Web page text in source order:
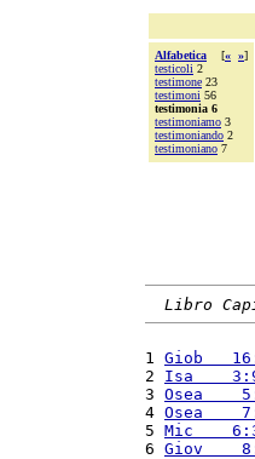
Alfabetica [« »]
testicoli 2
testimone 23
testimoni 56
testimonia 6
testimoniamo 3
testimoniando 2
testimoniano 7
Libro
1 Giob
2 Isa
3 Osea
4 Osea
5 Mic
6 Giov